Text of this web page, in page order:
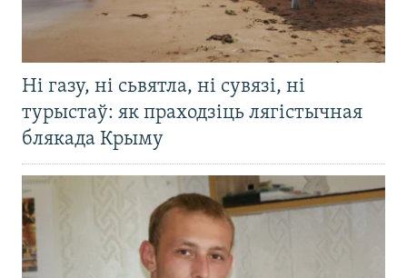
Ні газу, ні сьвятла, ні сувязі, ні
турыстаў: як праходзіць лягістычная
блякада Крыму